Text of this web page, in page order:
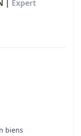
| Expert
biens